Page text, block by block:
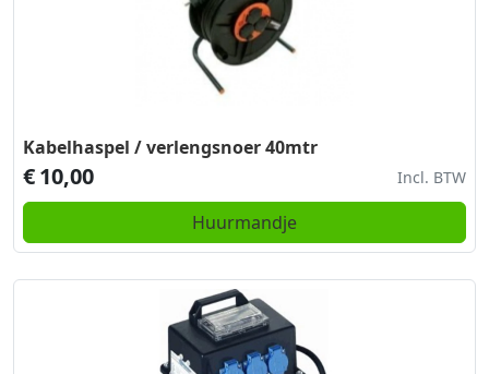
Kabelhaspel / verlengsnoer 40mtr
€10,00 Incl. BTW
Huurmandje